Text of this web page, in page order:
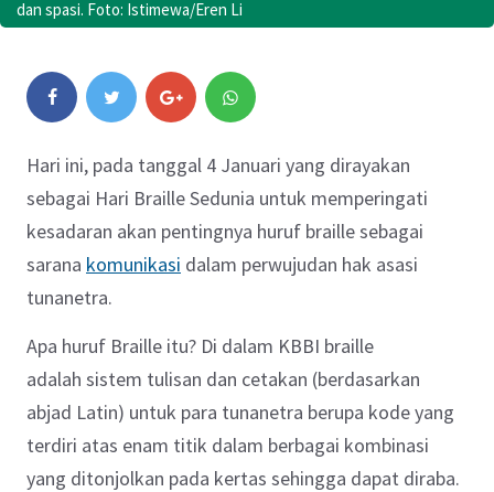
dan spasi. Foto: Istimewa/Eren Li
Hari ini, pada tanggal 4 Januari yang dirayakan
sebagai Hari Braille Sedunia untuk memperingati
kesadaran akan pentingnya huruf braille sebagai
sarana komunikasi dalam perwujudan hak asasi
tunanetra.
Apa huruf Braille itu? Di dalam KBBI braille
adalah sistem tulisan dan cetakan (berdasarkan
abjad Latin) untuk para tunanetra berupa kode yang
terdiri atas enam titik dalam berbagai kombinasi
yang ditonjolkan pada kertas sehingga dapat diraba.